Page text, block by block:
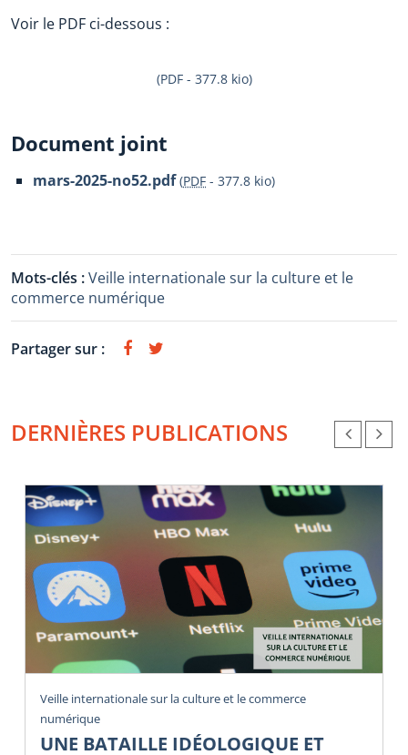
Voir le PDF ci-dessous :
(PDF - 377.8 kio)
Document joint
mars-2025-no52.pdf (PDF - 377.8 kio)
Mots-clés :Veille internationale sur la culture et le
commerce numérique
Partager sur :
DERNIÈRES PUBLICATIONS
Veille internationale sur la culture et le commerce
numérique
UNE BATAILLE IDÉOLOGIQUE ET